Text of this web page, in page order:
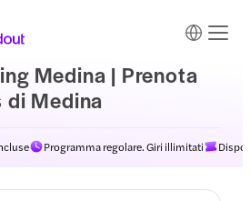
Medina | Prenota
di Medina
Programma regolare. Giri illimitati